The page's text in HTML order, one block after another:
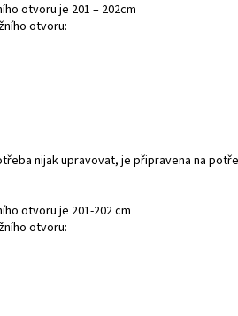
otvoru je 201 – 202cm
otvoru:
nijak upravovat, je připravena na
otvoru je 201-202 cm
otvoru: